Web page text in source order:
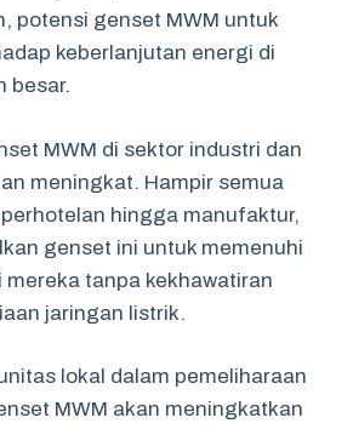
potensi genset MWM untuk
keberlanjutan energi di
besar.
MWM di sektor industri dan
meningkat. Hampir semua
hingga manufaktur,
genset ini untuk memenuhi
tanpa kekhawatiran
jaringan listrik.
lokal dalam pemeliharaan
MWM akan meningkatkan